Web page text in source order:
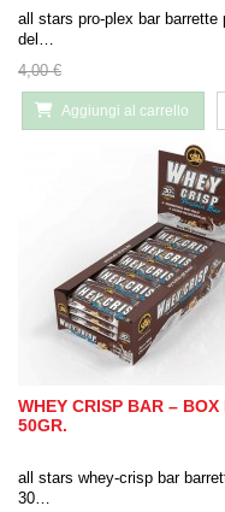
all stars pro-plex bar
del…
4,00 €
Aggiungi al carrello
WHEY CRISP BAR –
50GR.
all stars whey-crisp bar
30…